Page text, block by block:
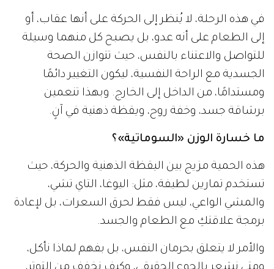
في هذه الرحلة، لا يُنظر إلى الحركة على أنها عقاب، أو
إلى الطعام على أنه عدو، بل يصبح كل منهما وسيلة
للتواصل والاعتناء بالنفس، حيث تتوازن الصحة
الجسدية مع الراحة النفسية، ليكون التغيير دائمًا
ومستدامًا، من الداخل إلى الخارج. وبهذا تنعمين
برشاقة جسد، وخفة روح، ويقظة ذهنية في آنٍ.
ما خسارة الوزن «السوماتية»؟
هذه الحمية مزيج بين اليقظة الذهنية والحركة، حيث
تستخدم تمارين لطيفة، مثل: اليوغا، التاي تشي،
والمشي الواعي، ليس فقط لحرق السعرات، بل لإعادة
برمجة علاقتكِ مع الطعام والجسد.
والأمر لا يتعلق بحرمان النفس، بل بفهم لماذا نأكل،